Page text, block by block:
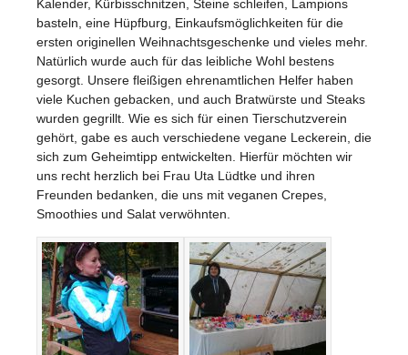
Kalender, Kürbisschnitzen, Steine schleifen, Lampions
basteln, eine Hüpfburg, Einkaufsmöglichkeiten für die
ersten originellen Weihnachtsgeschenke und vieles mehr.
Natürlich wurde auch für das leibliche Wohl bestens
gesorgt. Unsere fleißigen ehrenamtlichen Helfer haben
viele Kuchen gebacken, und auch Bratwürste und Steaks
wurden gegrillt. Wie es sich für einen Tierschutzverein
gehört, gabe es auch verschiedene vegane Leckerein, die
sich zum Geheimtipp entwickelten. Hierfür möchten wir
uns recht herzlich bei Frau Uta Lüdtke und ihren
Freunden bedanken, die uns mit veganen Crepes,
Smoothies und Salat verwöhnten.